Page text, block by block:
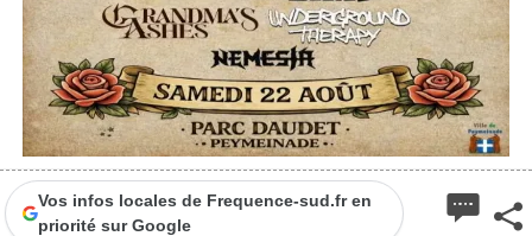
Vos infos locales de Frequence-sud.fr en
priorité sur Google